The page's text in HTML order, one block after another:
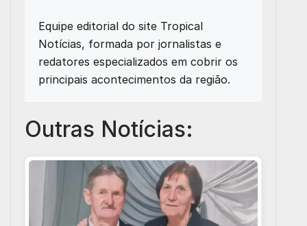
Equipe editorial do site Tropical
Notícias, formada por jornalistas e
redatores especializados em cobrir os
principais acontecimentos da região.
Outras Notícias: